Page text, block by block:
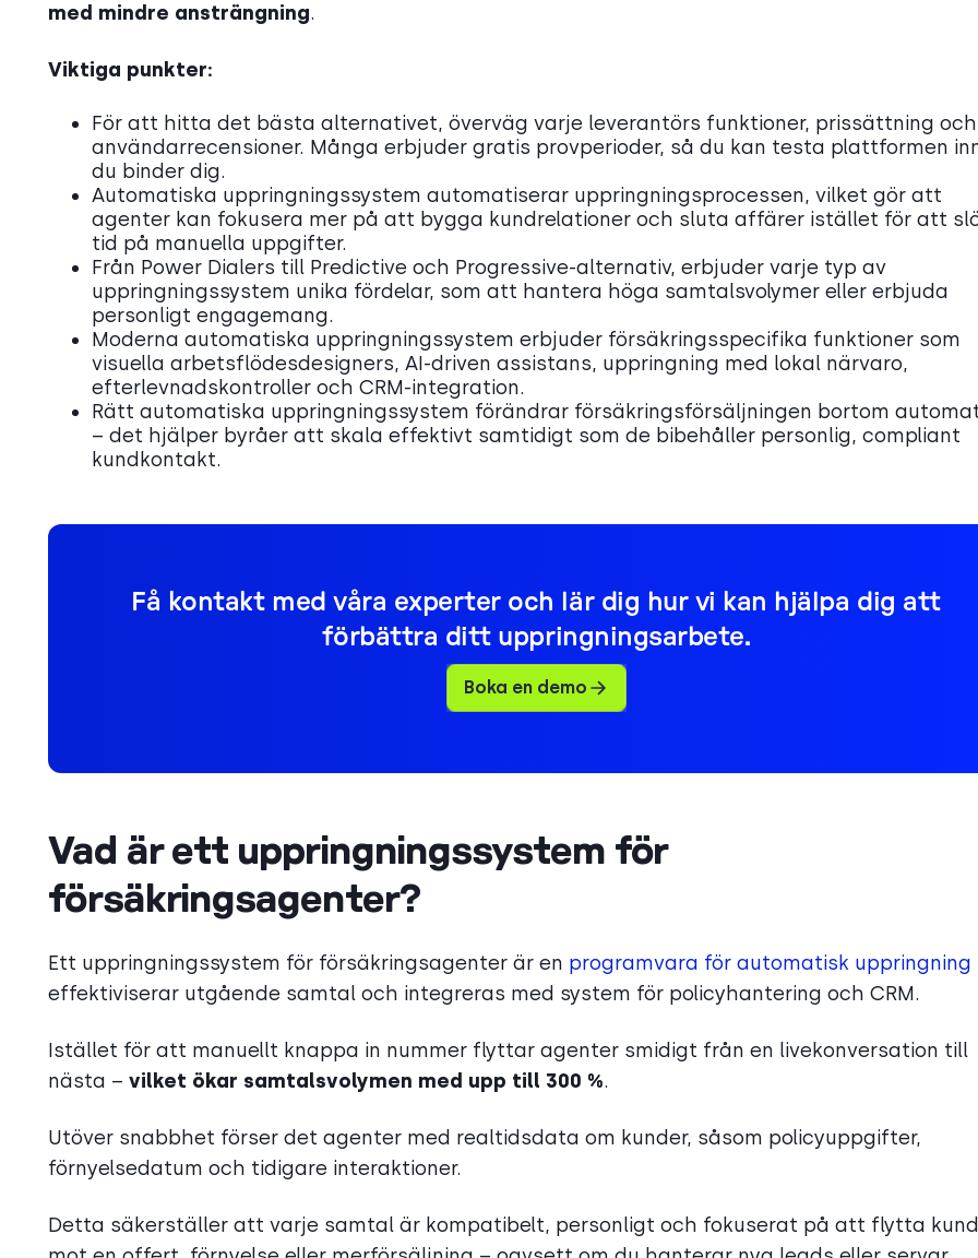
med mindre ansträngning.
Viktiga punkter:
För att hitta det bästa alternativet, överväg varje leverantörs funktioner, prissättning och
användarrecensioner. Många erbjuder gratis provperioder, så du kan testa plattformen
du binder dig.
Automatiska uppringningssystem automatiserar uppringningsprocessen, vilket gör att
agenter kan fokusera mer på att bygga kundrelationer och sluta affärer istället för att
tid på manuella uppgifter.
Från Power Dialers till Predictive och Progressive-alternativ, erbjuder varje typ av
uppringningssystem unika fördelar, som att hantera höga samtalsvolymer eller erbjuda
personligt engagemang.
Moderna automatiska uppringningssystem erbjuder försäkringsspecifika funktioner som
visuella arbetsflödesdesigners, AI-driven assistans, uppringning med lokal närvaro,
efterlevnadskontroller och CRM-integration.
Rätt automatiska uppringningssystem förändrar försäkringsförsäljningen bortom
– det hjälper byråer att skala effektivt samtidigt som de bibehåller personlig, compliant
kundkontakt.
Få kontakt med våra experter och lär dig hur vi kan hjälpa dig att
förbättra ditt uppringningsarbete.
Boka en demo
Vad är ett uppringningssystem för
försäkringsagenter?
Ett uppringningssystem för försäkringsagenter är en programvara för automatisk uppringning
effektiviserar utgående samtal och integreras med system för policyhantering och CRM.
Istället för att manuellt knappa in nummer flyttar agenter smidigt från en livekonversation till
nästa – vilket ökar samtalsvolymen med upp till 300 %.
Utöver snabbhet förser det agenter med realtidsdata om kunder, såsom policyuppgifter,
förnyelsedatum och tidigare interaktioner.
Detta säkerställer att varje samtal är kompatibelt, personligt och fokuserat på att flytta